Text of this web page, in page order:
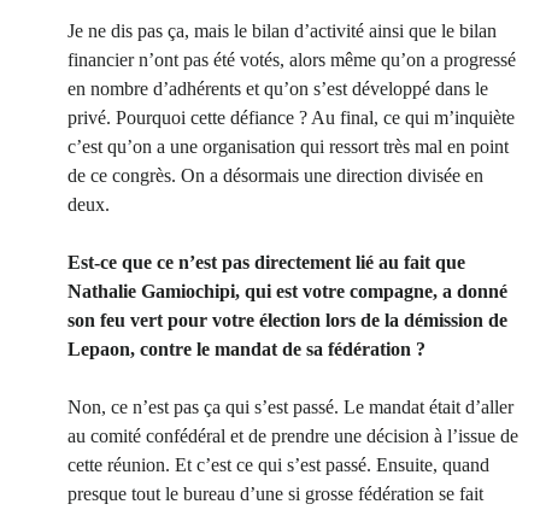
Je ne dis pas ça, mais le bilan d’activité ainsi que le bilan
financier n’ont pas été votés, alors même qu’on a progressé
en nombre d’adhérents et qu’on s’est développé dans le
privé. Pourquoi cette défiance ? Au final, ce qui m’inquiète
c’est qu’on a une organisation qui ressort très mal en point
de ce congrès. On a désormais une direction divisée en
deux.
Est-ce que ce n’est pas directement lié au fait que
Nathalie Gamiochipi, qui est votre compagne, a donné
son feu vert pour votre élection lors de la démission de
Lepaon, contre le mandat de sa fédération ?
Non, ce n’est pas ça qui s’est passé. Le mandat était d’aller
au comité confédéral et de prendre une décision à l’issue de
cette réunion. Et c’est ce qui s’est passé. Ensuite, quand
presque tout le bureau d’une si grosse fédération se fait